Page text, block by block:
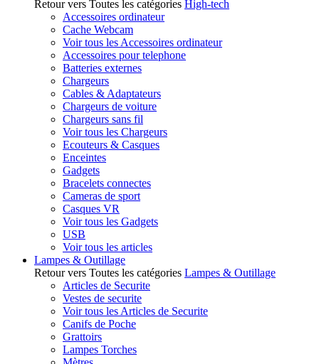
Retour vers Toutes les catégories High-tech
Accessoires ordinateur
Cache Webcam
Voir tous les Accessoires ordinateur
Accessoires pour telephone
Batteries externes
Chargeurs
Cables & Adaptateurs
Chargeurs de voiture
Chargeurs sans fil
Voir tous les Chargeurs
Ecouteurs & Casques
Enceintes
Gadgets
Bracelets connectes
Cameras de sport
Casques VR
Voir tous les Gadgets
USB
Voir tous les articles
Lampes & Outillage
Retour vers Toutes les catégories Lampes & Outillage
Articles de Securite
Vestes de securite
Voir tous les Articles de Securite
Canifs de Poche
Grattoirs
Lampes Torches